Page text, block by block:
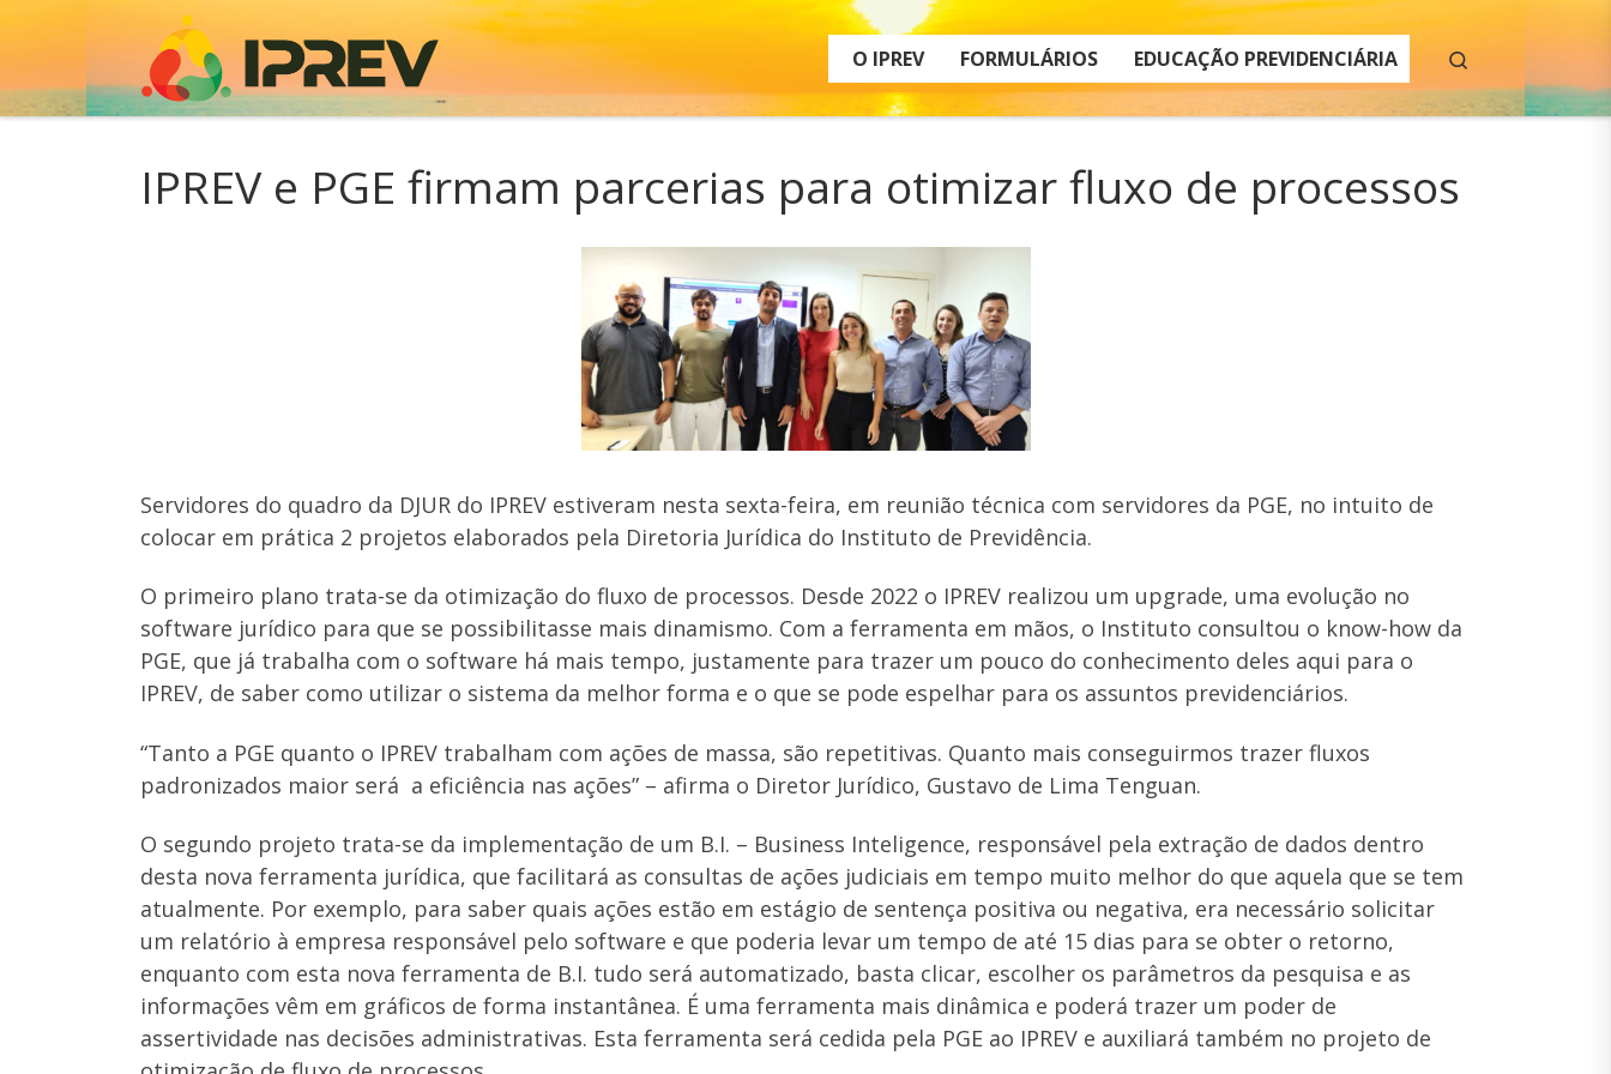
Skip to content
O IPREV FORMULÁRIOS EDUCAÇÃO PREVIDENCIÁRIA
IPREV e PGE firmam parcerias para otimizar fluxo de processos
Servidores do quadro da DJUR do IPREV estiveram nesta sexta-feira, em reunião técnica com servidores da PGE, no intuito de
colocar em prática 2 projetos elaborados pela Diretoria Jurídica do Instituto de Previdência.
O primeiro plano trata-se da otimização do fluxo de processos. Desde 2022 o IPREV realizou um upgrade, uma evolução no
software jurídico para que se possibilitasse mais dinamismo. Com a ferramenta em mãos, o Instituto consultou o know-how da
PGE, que já trabalha com o software há mais tempo, justamente para trazer um pouco do conhecimento deles aqui para o
IPREV, de saber como utilizar o sistema da melhor forma e o que se pode espelhar para os assuntos previdenciários.
“Tanto a PGE quanto o IPREV trabalham com ações de massa, são repetitivas. Quanto mais conseguirmos trazer fluxos
padronizados maior será a eficiência nas ações” – afirma o Diretor Jurídico, Gustavo de Lima Tenguan.
O segundo projeto trata-se da implementação de um B.I. – Business Inteligence, responsável pela extração de dados dentro
desta nova ferramenta jurídica, que facilitará as consultas de ações judiciais em tempo muito melhor do que aquela que se tem
atualmente. Por exemplo, para saber quais ações estão em estágio de sentença positiva ou negativa, era necessário solicitar
um relatório à empresa responsável pelo software e que poderia levar um tempo de até 15 dias para se obter o retorno,
enquanto com esta nova ferramenta de B.I. tudo será automatizado, basta clicar, escolher os parâmetros da pesquisa e as
informações vêm em gráficos de forma instantânea. É uma ferramenta mais dinâmica e poderá trazer um poder de
assertividade nas decisões administrativas. Esta ferramenta será cedida pela PGE ao IPREV e auxiliará também no projeto de